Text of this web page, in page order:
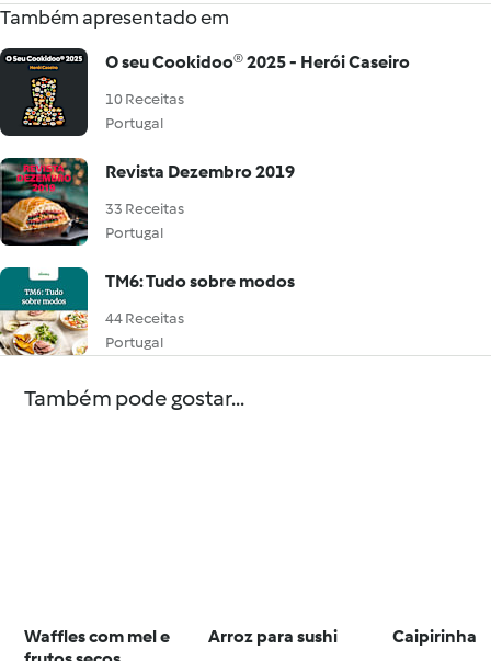
Também apresentado em
O seu Cookidoo® 2025 - Herói Caseiro
10 Receitas
Portugal
Revista Dezembro 2019
33 Receitas
Portugal
TM6: Tudo sobre modos
44 Receitas
Portugal
Também pode gostar...
Waffles com mel e
Arroz para sushi Caipirinha